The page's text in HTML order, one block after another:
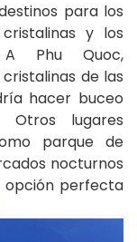
para los
y los
A Phu Quoc,
de las
hacer buceo
lugares
parque de
nocturnos
opción perfecta